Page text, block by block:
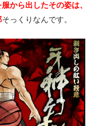
から出したその姿は、
そっくりなんです。